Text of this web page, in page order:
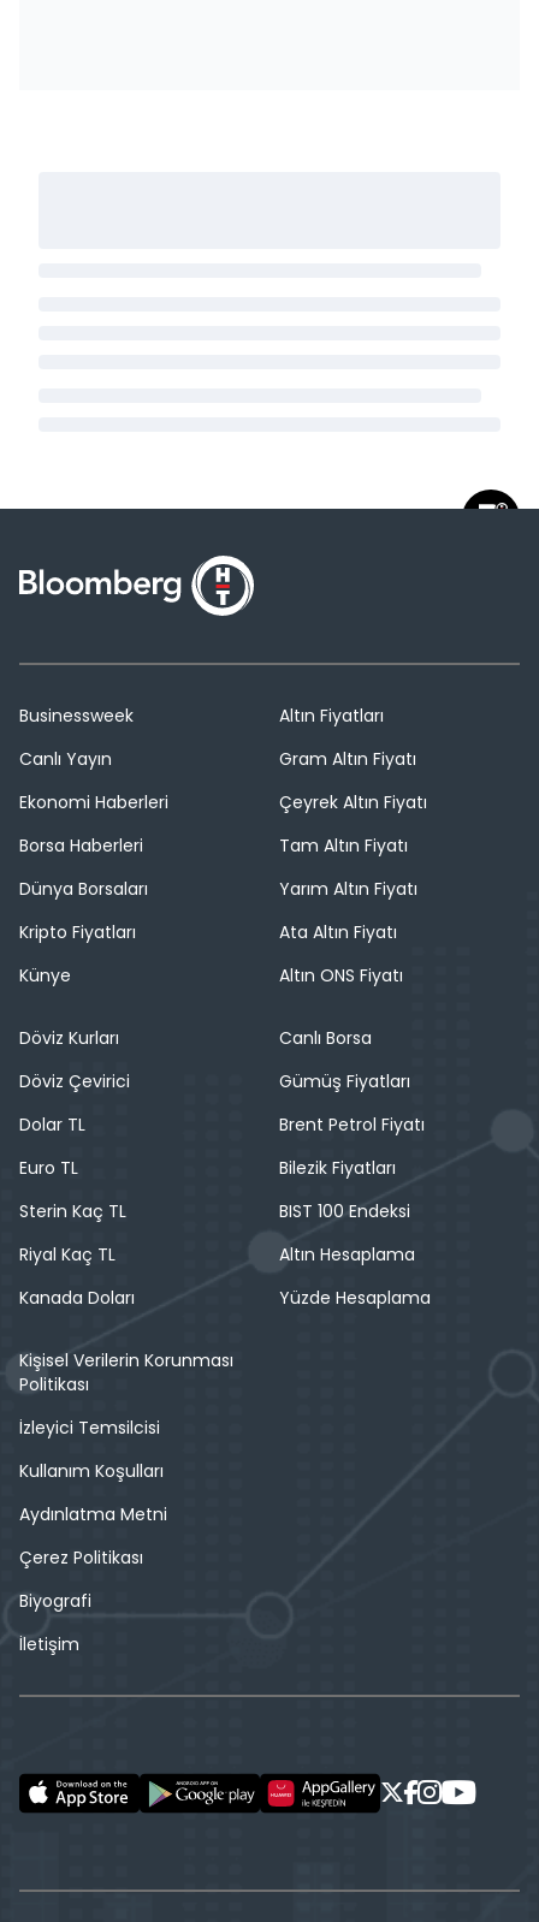
Businessweek
Canlı Yayın
Ekonomi Haberleri
Borsa Haberleri
Dünya Borsaları
Kripto Fiyatları
Künye
Altın Fiyatları
Gram Altın Fiyatı
Çeyrek Altın Fiyatı
Tam Altın Fiyatı
Yarım Altın Fiyatı
Ata Altın Fiyatı
Altın ONS Fiyatı
Döviz Kurları
Döviz Çevirici
Dolar TL
Euro TL
Sterin Kaç TL
Riyal Kaç TL
Kanada Doları
Canlı Borsa
Gümüş Fiyatları
Brent Petrol Fiyatı
Bilezik Fiyatları
BIST 100 Endeksi
Altın Hesaplama
Yüzde Hesaplama
Kişisel Verilerin Korunması
Politikası
İzleyici Temsilcisi
Kullanım Koşulları
Aydınlatma Metni
Çerez Politikası
Biyografi
İletişim